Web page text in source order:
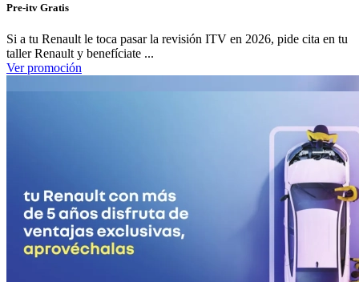
Pre-itv Gratis
Si a tu Renault le toca pasar la revisión ITV en 2026, pide cita en tu
taller Renault y benefíciate ...
Ver promoción